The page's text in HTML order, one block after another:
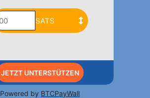
JETZT UNTERSTÜTZEN
Powered by BTCPayWall